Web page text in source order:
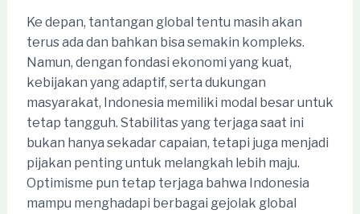
Ke depan, tantangan global tentu masih akan
terus ada dan bahkan bisa semakin kompleks.
Namun, dengan fondasi ekonomi yang kuat,
kebijakan yang adaptif, serta dukungan
masyarakat, Indonesia memiliki modal besar untuk
tetap tangguh. Stabilitas yang terjaga saat ini
bukan hanya sekadar capaian, tetapi juga menjadi
pijakan penting untuk melangkah lebih maju.
Optimisme pun tetap terjaga bahwa Indonesia
mampu menghadapi berbagai gejolak global